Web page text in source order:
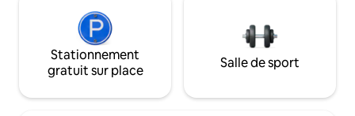
Stationnement
gratuit sur place
Salle de sport